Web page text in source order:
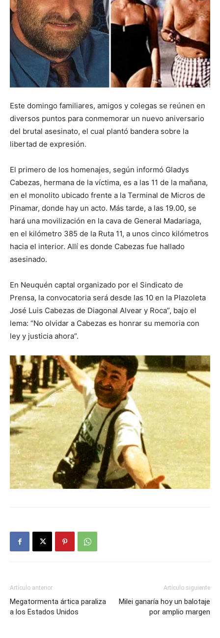
Este domingo familiares, amigos y colegas se reúnen en
diversos puntos para conmemorar un nuevo aniversario
del brutal asesinato, el cual plantó bandera sobre la
libertad de expresión.
El primero de los homenajes, según informó Gladys
Cabezas, hermana de la víctima, es a las 11 de la mañana,
en el monolito ubicado frente a la Terminal de Micros de
Pinamar, donde hay un acto. Más tarde, a las 19.00, se
hará una movilización en la cava de General Madariaga,
en el kilómetro 385 de la Ruta 11, a unos cinco kilómetros
hacia el interior. Allí es donde Cabezas fue hallado
asesinado.
En Neuquén captal organizado por el Sindicato de
Prensa, la convocatoria será desde las 10 en la Plazoleta
José Luis Cabezas de Diagonal Alvear y Roca”, bajo el
lema: “No olvidar a Cabezas es honrar su memoria con
ley y justicia ahora”.
Artículo anterior
Megatormenta ártica paraliza
a los Estados Unidos
Artículo siguiente
Milei ganaría hoy un balotaje
por amplio margen